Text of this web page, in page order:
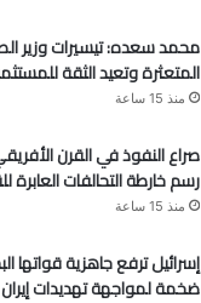
محمد سعده: تيسيرات وزير
المتعثرة وتعيد الثقة
منذ 15 ساعة
صراع النفوذ في القرن
رسم خارطة التحالفات العابرة
منذ 15 ساعة
إسرائيل ترفع جاهزية قواتها
ضخمة لمواجهة تهديدات إيران